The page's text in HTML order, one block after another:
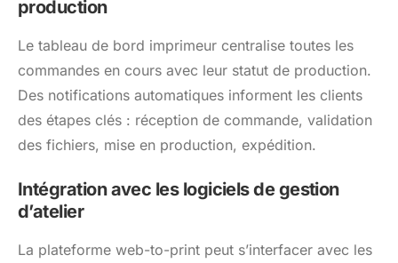
production
Le tableau de bord imprimeur centralise toutes les
commandes en cours avec leur statut de production.
Des notifications automatiques informent les clients
des étapes clés : réception de commande, validation
des fichiers, mise en production, expédition.
Intégration avec les logiciels de gestion
d’atelier
La plateforme web-to-print peut s’interfacer avec les